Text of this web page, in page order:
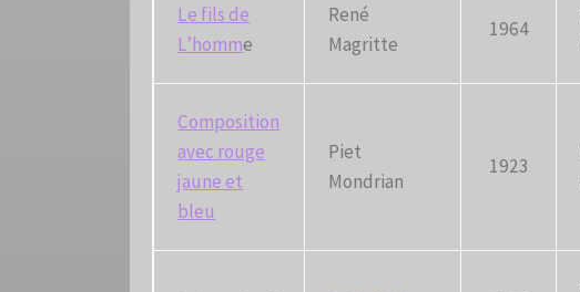
Le fils de
L’homme
René
Magritte
1964
Composition
avec rouge
jaune et
bleu
Piet
Mondrian
1923